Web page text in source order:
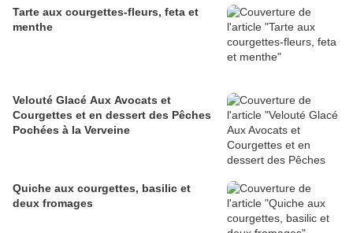
Tarte aux courgettes-fleurs, feta et
menthe
Velouté Glacé Aux Avocats et
Courgettes et en dessert des Pêches
Pochées à la Verveine
Quiche aux courgettes, basilic et
deux fromages